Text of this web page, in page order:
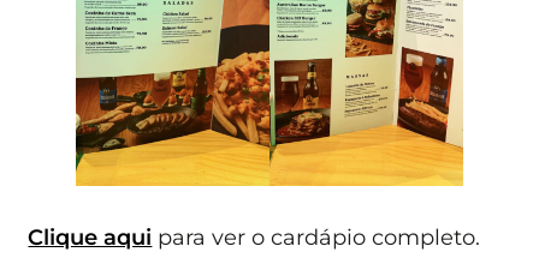
Clique aqui para ver o cardápio completo.